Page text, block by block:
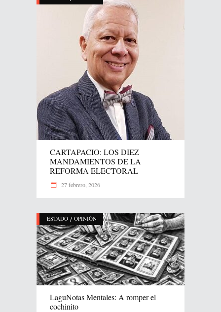
CARTAPACIO: LOS DIEZ
MANDAMIENTOS DE LA
REFORMA ELECTORAL
27 febrero, 2026
ESTADO / OPINIÓN
LaguNotas Mentales: A romper el
cochinito